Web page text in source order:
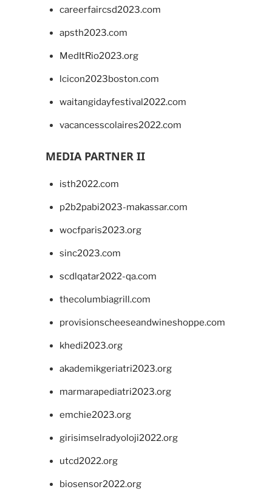
careerfaircsd2023.com
apsth2023.com
MedItRio2023.org
lcicon2023boston.com
waitangidayfestival2022.com
vacancesscolaires2022.com
MEDIA PARTNER II
isth2022.com
p2b2pabi2023-makassar.com
wocfparis2023.org
sinc2023.com
scdlqatar2022-qa.com
thecolumbiagrill.com
provisionscheeseandwineshoppe.com
khedi2023.org
akademikgeriatri2023.org
marmarapediatri2023.org
emchie2023.org
girisimselradyoloji2022.org
utcd2022.org
biosensor2022.org